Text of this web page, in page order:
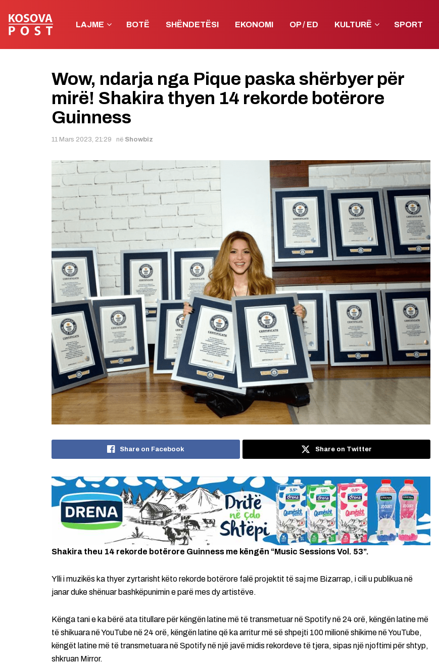
LAJME BOTË SHËNDETËSI EKONOMI OP / ED KULTURË SPORT
Wow, ndarja nga Pique paska shërbyer për
mirë! Shakira thyen 14 rekorde botërore
Guinness
11 Mars 2023, 21:29 në Showbiz
Share on Facebook Share on Twitter
Shakira theu 14 rekorde botërore Guinness me këngën “Music Sessions Vol. 53”.
Ylli i muzikës ka thyer zyrtarisht këto rekorde botërore falë projektit të saj me Bizarrap, i cili u publikua në
janar duke shënuar bashkëpunimin e parë mes dy artistëve.
Kënga tani e ka bërë ata titullare për këngën latine më të transmetuar në Spotify në 24 orë, këngën latine më
të shikuara në YouTube në 24 orë, këngën latine që ka arritur më së shpejti 100 milionë shikime në YouTube,
këngët latine më të transmetuara në Spotify në një javë midis rekordeve të tjera, sipas një njoftimi për shtyp,
shkruan Mirror.